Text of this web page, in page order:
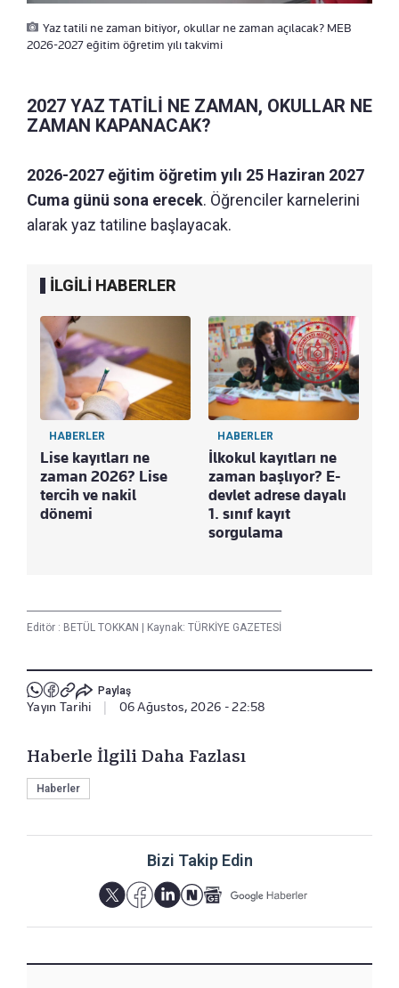
Yaz tatili ne zaman bitiyor, okullar ne zaman açılacak? MEB
2026-2027 eğitim öğretim yılı takvimi
2027 YAZ TATİLİ NE ZAMAN, OKULLAR NE
ZAMAN KAPANACAK?
2026-2027 eğitim öğretim yılı 25 Haziran 2027
Cuma günü sona erecek. Öğrenciler karnelerini
alarak yaz tatiline başlayacak.
İLGİLİ HABERLER
HABERLER
Lise kayıtları ne
zaman 2026? Lise
tercih ve nakil
dönemi
HABERLER
İlkokul kayıtları ne
zaman başlıyor? E-
devlet adrese dayalı
1. sınıf kayıt
sorgulama
Editör : BETÜL TOKKAN Kaynak: TÜRKİYE GAZETESİ
Paylaş
Yayın Tarihi 06 Ağustos, 2026 - 22:58
Haberle İlgili Daha Fazlası
Haberler
Bizi Takip Edin